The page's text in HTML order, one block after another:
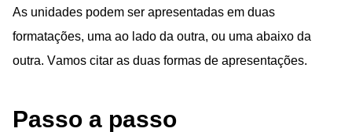
As unidades podem ser apresentadas em duas
formatações, uma ao lado da outra, ou uma abaixo da
outra. Vamos citar as duas formas de apresentações.
Passo a passo